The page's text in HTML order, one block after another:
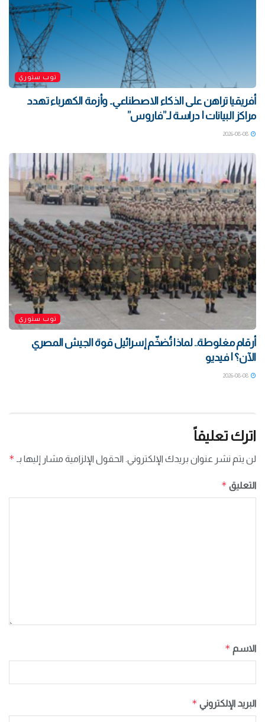
توب ستوري
أفريقيا تراهن على الذكاء الاصطناعي.. وأزمة الكهرباء تهدد
مراكز البيانات | دراسة لـ”فاروس”
توب ستوري
أرقام مغلوطة.. لماذا تُضخّم إسرائيل قوة الجيش المصري
الآن؟ | فيديو
اترك تعليقاً
لن يتم نشر عنوان بريدك الإلكتروني. الحقول الإلزامية مشار إليها بـ *
التعليق *
الاسم *
البريد الإلكتروني *